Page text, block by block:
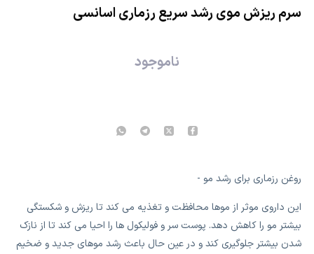
سرم ریزش موی رشد سریع رزماری اسانسی
ناموجود
روغن رزماری برای رشد مو -
این داروی موثر از موها محافظت و تغذیه می کند تا ریزش و شکستگی
بیشتر مو را کاهش دهد. پوست سر و فولیکول ها را احیا می کند تا از نازک
شدن بیشتر جلوگیری کند و در عین حال باعث رشد موهای جدید و ضخیم